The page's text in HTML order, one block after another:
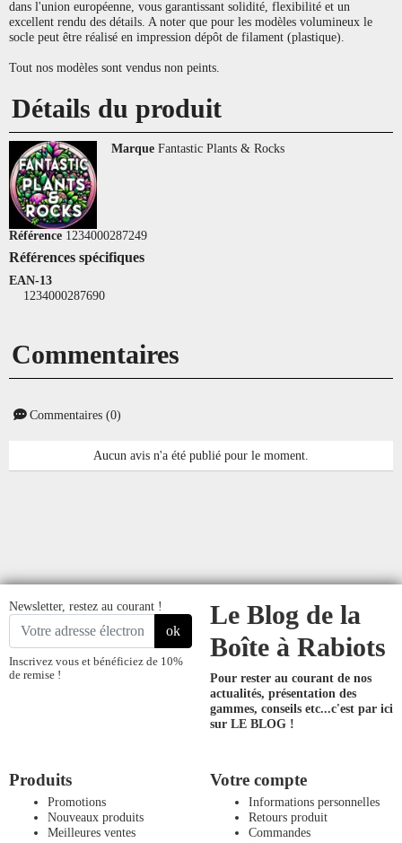
dans l'union européenne, vous garantissant solidité, flexibilité et un
excellent rendu des détails. A noter que pour les modèles volumineux le
socle peut être réalisé en impression dépôt de filament (plastique).
Tout nos modèles sont vendus non peints.
Détails du produit
Marque Fantastic Plants & Rocks
Référence 1234000287249
Références spécifiques
EAN-13
1234000287690
Commentaires
Commentaires (0)
Aucun avis n'a été publié pour le moment.
Newsletter, restez au courant !
ok
Inscrivez vous et bénéficiez de 10%
de remise !
Le Blog de la
Boîte à Rabiots
Pour rester au courant de nos
actualités, présentation des
gammes, conseils etc...c'est par ici
sur LE BLOG !
Produits
Promotions
Nouveaux produits
Meilleures ventes
Votre compte
Informations personnelles
Retours produit
Commandes